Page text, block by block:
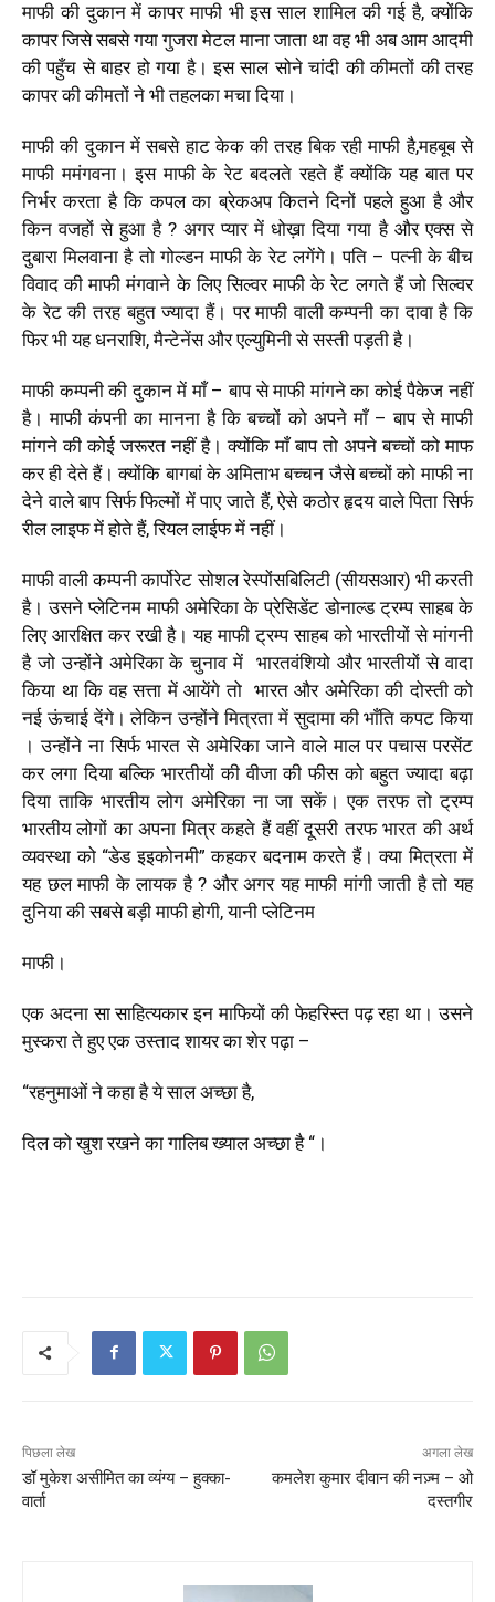
माफी की दुकान में कापर माफी भी इस साल शामिल की गई है,क्योंकि
कापर जिसे सबसे गया गुजरा मेटल माना जाता था वह भी अब आम आदमी
की पहुँच से बाहर हो गया है। इस साल सोने चांदी की कीमतों की तरह
कापर की कीमतों ने भी तहलका मचा दिया।
माफी की दुकान में सबसे हाट केक की तरह बिक रही माफी है,महबूब से
माफी ममंगवना। इस माफी के रेट बदलते रहते हैं क्योंकि यह बात पर
निर्भर करता है कि कपल का ब्रेकअप कितने दिनों पहले हुआ है और
किन वजहों से हुआ है ? अगर प्यार में धोख़ा दिया गया है और एक्स से
दुबारा मिलवाना है तो गोल्डन माफी के रेट लगेंगे। पति – पत्नी के बीच
विवाद की माफी मंगवाने के लिए सिल्वर माफी के रेट लगते हैं जो सिल्वर
के रेट की तरह बहुत ज्यादा हैं। पर माफी वाली कम्पनी का दावा है कि
फिर भी यह धनराशि,मैन्टेनेंस और एल्युमिनी से सस्ती पड़ती है।
माफी कम्पनी की दुकान में माँ–बाप से माफी मांगने का कोई पैकेज नहीं
है। माफी कंपनी का मानना है कि बच्चों को अपने माँ –बाप से माफी
मांगने की कोई जरूरत नहीं है। क्योंकि माँ बाप तो अपने बच्चों को माफ
कर ही देते हैं। क्योंकि बागबां के अमिताभ बच्चन जैसे बच्चों को माफी ना
देने वाले बाप सिर्फ फिल्मों में पाए जाते हैं,ऐसे कठोर हृदय वाले पिता सिर्फ
रील लाइफ में होते हैं,रियल लाईफ में नहीं।
माफी वाली कम्पनी कार्पोरेट सोशल रेस्पोंसबिलिटी (सीयसआर) भी करती
है। उसने प्लेटिनम माफी अमेरिका के प्रेसिडेंट डोनाल्ड ट्रम्प साहब के
लिए आरक्षित कर रखी है। यह माफी ट्रम्प साहब को भारतीयों से मांगनी
है जो उन्होंने अमेरिका के चुनाव में भारतवंशियो और भारतीयों से वादा
किया था कि वह सत्ता में आयेंगे तो भारत और अमेरिका की दोस्ती को
नई ऊंचाई देंगे। लेकिन उन्होंने मित्रता में सुदामा की भाँति कपट किया
।उन्होंने ना सिर्फ भारत से अमेरिका जाने वाले माल पर पचास परसेंट
कर लगा दिया बल्कि भारतीयों की वीजा की फीस को बहुत ज्यादा बढ़ा
दिया ताकि भारतीय लोग अमेरिका ना जा सकें। एक तरफ तो ट्रम्प
भारतीय लोगों का अपना मित्र कहते हैं वहीं दूसरी तरफ भारत की अर्थ
व्यवस्था को “डेड इइकोनमी” कहकर बदनाम करते हैं। क्या मित्रता में
यह छल माफी के लायक है? और अगर यह माफी मांगी जाती है तो यह
दुनिया की सबसे बड़ी माफी होगी,यानी प्लेटिनम
माफी।
एक अदना सा साहित्यकार इन माफियों की फेहरिस्त पढ़ रहा था। उसने
मुस्करा ते हुए एक उस्ताद शायर का शेर पढ़ा –
“रहनुमाओं ने कहा है ये साल अच्छा है,
दिल को खुश रखने का गालिब ख्याल अच्छा है “।
पिछला लेख
डॉ मुकेश असीमित का व्यंग्य – हुक्का-
वार्ता
अगला लेख
कमलेश कुमार दीवान की नज़्म – ओ
दस्तगीर